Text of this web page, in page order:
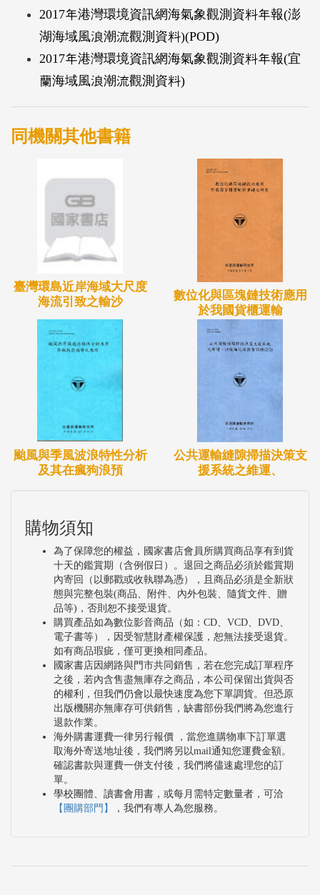
2017年港灣環境資訊網海氣象觀測資料年報(澎
湖海域風浪潮流觀測資料)(POD)
2017年港灣環境資訊網海氣象觀測資料年報(宜
蘭海域風浪潮流觀測資料)
同機關其他書籍
臺灣環島近岸海域大尺度
海流引致之輸沙
數位化與區塊鏈技術應用
於我國貨櫃運輸
颱風與季風波浪特性分析
及其在瘋狗浪預
公共運輸縫隙掃描決策支
援系統之維運、
購物須知
為了保障您的權益，國家書店會員所購買商品享有到貨
十天的鑑賞期（含例假日）。退回之商品必須於鑑賞期
內寄回（以郵戳或收執聯為憑），且商品必須是全新狀
態與完整包裝(商品、附件、內外包裝、隨貨文件、贈
品等)，否則恕不接受退貨。
購買產品如為數位影音商品（如：CD、VCD、DVD、
電子書等），因受智慧財產權保護，恕無法接受退貨。
如有商品瑕疵，僅可更換相同產品。
國家書店因網路與門市共同銷售，若在您完成訂單程序
之後，若內含售盡無庫存之商品，本公司保留出貨與否
的權利，但我們仍會以最快速度為您下單調貨。但恐原
出版機關亦無庫存可供銷售，缺書部份我們將為您進行
退款作業。
海外購書運費一律另行報價 ，當您進購物車下訂單選
取海外寄送地址後，我們將另以mail通知您運費金額。
確認書款與運費一併支付後，我們將儘速處理您的訂
單。
學校團體、讀書會用書，或每月需特定數量者，可洽
【團購部門】
，我們有專人為您服務。